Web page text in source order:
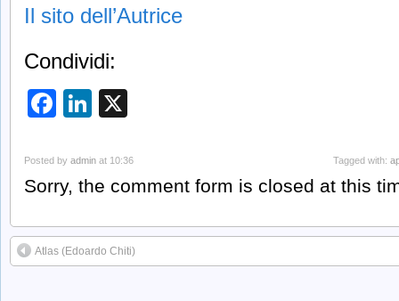
Il sito dell’Autrice
Condividi:
Facebook
LinkedIn
Posted by admin at 10:36 Tagged with:
Sorry, the comment form is closed at this
Atlas (Edoardo Chiti)